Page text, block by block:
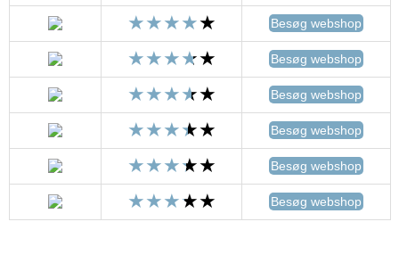
Besøg webshop
Besøg webshop
Besøg webshop
Besøg webshop
Besøg webshop
Besøg webshop